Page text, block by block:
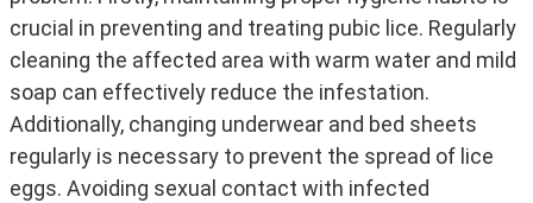
crucial in preventing and treating pubic lice. Regularly
cleaning the affected area with warm water and mild
soap can effectively reduce the infestation.
Additionally, changing underwear and bed sheets
regularly is necessary to prevent the spread of lice
eggs. Avoiding sexual contact with infected